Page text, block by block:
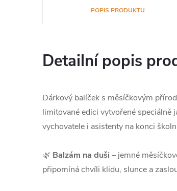
POPIS PRODUKTU
Detailní popis
Dárkový balíček s měsíčkovým
limitované edici vytvořené speciálně
vychovatele i asistenty na konci
🌿 Balzám na duši – jemné
připomíná chvíli klidu, slunce a